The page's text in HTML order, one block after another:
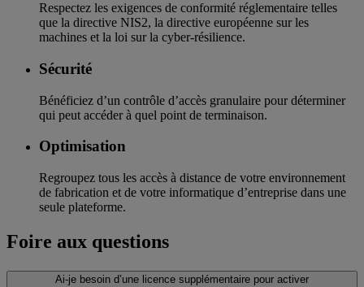
Respectez les exigences de conformité réglementaire telles
que la directive NIS2, la directive européenne sur les
machines et la loi sur la cyber-résilience.
Sécurité
Bénéficiez d’un contrôle d’accès granulaire pour déterminer
qui peut accéder à quel point de terminaison.
Optimisation
Regroupez tous les accès à distance de votre environnement
de fabrication et de votre informatique d’entreprise dans une
seule plateforme.
Foire aux questions
Ai-je besoin d’une licence supplémentaire pour activer